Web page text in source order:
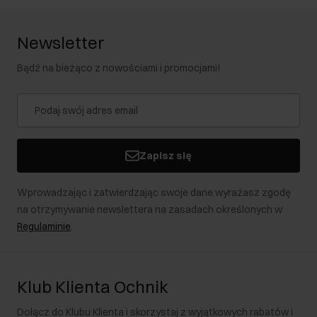
Newsletter
Bądź na bieżąco z nowościami i promocjami!
Zapisz się
Wprowadzając i zatwierdzając swoje dane wyrażasz zgodę
na otrzymywanie newslettera na zasadach określonych w
Regulaminie.
Klub Klienta Ochnik
Dołącz do Klubu Klienta i skorzystaj z wyjątkowych rabatów i